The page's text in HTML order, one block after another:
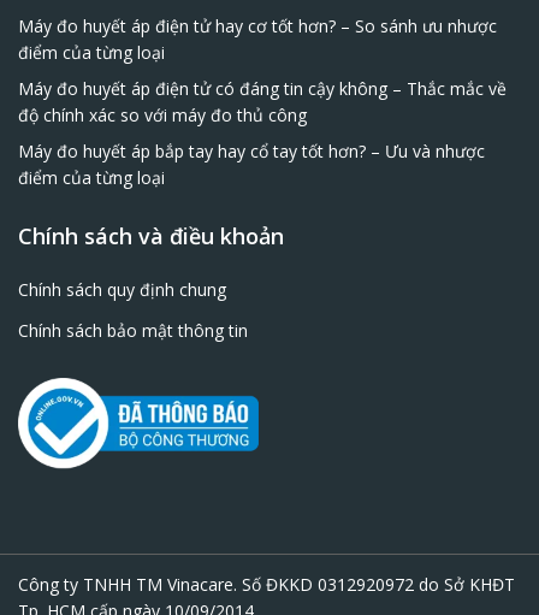
Máy đo huyết áp điện tử hay cơ tốt hơn? – So sánh ưu nhược
điểm của từng loại
Máy đo huyết áp điện tử có đáng tin cậy không – Thắc mắc về
độ chính xác so với máy đo thủ công
Máy đo huyết áp bắp tay hay cổ tay tốt hơn? – Ưu và nhược
điểm của từng loại
Chính sách và điều khoản
Chính sách quy định chung
Chính sách bảo mật thông tin
Công ty TNHH TM Vinacare. Số ĐKKD 0312920972 do Sở KHĐT